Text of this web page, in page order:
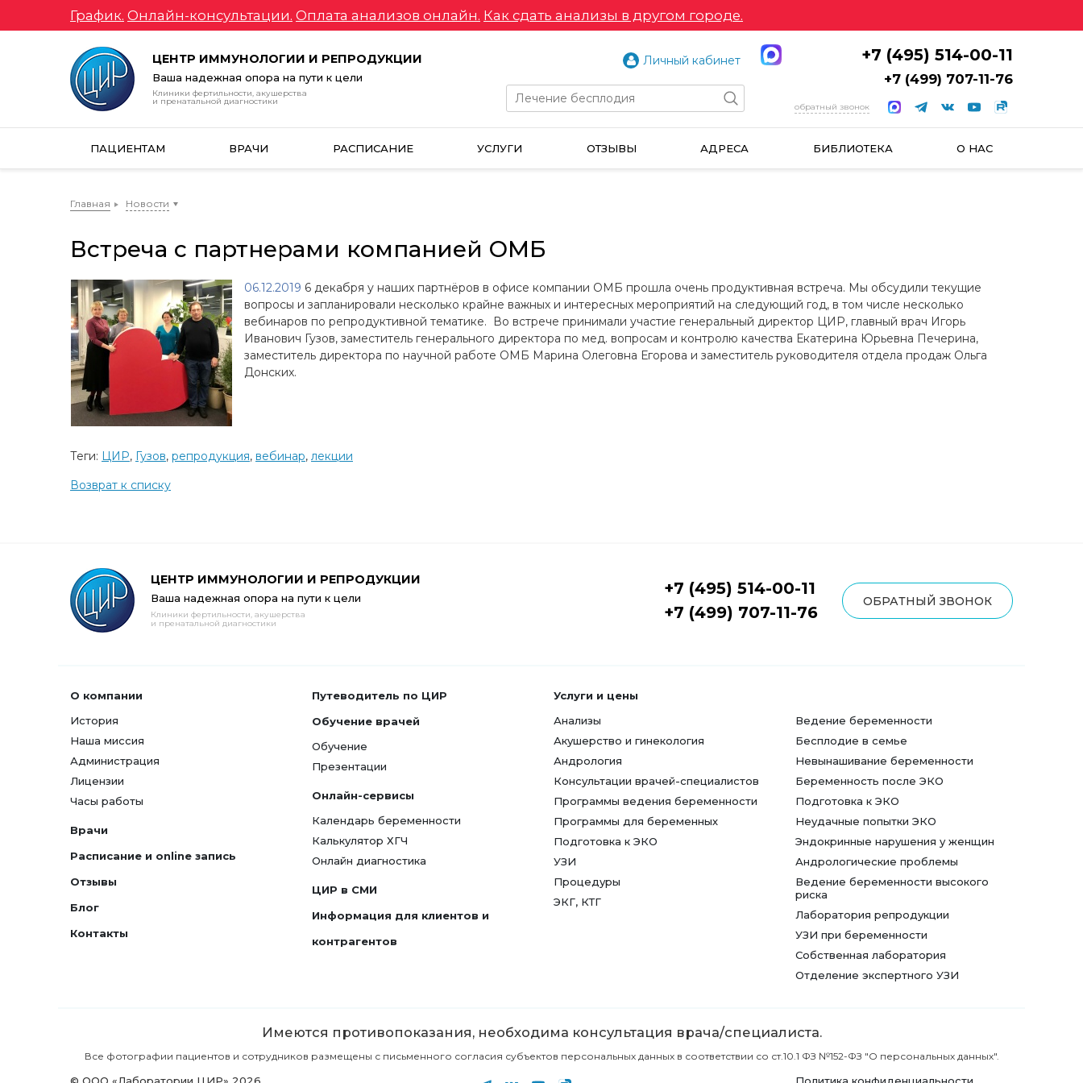
График. Онлайн-консультации. Оплата анализов онлайн. Как сдать анализы в другом городе.
ЦЕНТР ИММУНОЛОГИИ И РЕПРОДУКЦИИ
Ваша надежная опора на пути к цели
Клиники фертильности, акушерства
и пренатальной диагностики
Личный кабинет +7 (495) 514-00-11
+7 (499) 707-11-76
обратный звонок
ПАЦИЕНТАМ ВРАЧИ РАСПИСАНИЕ УСЛУГИ ОТЗЫВЫ АДРЕСА БИБЛИОТЕКА О НАС
Главная Новости
Встреча с партнерами компанией ОМБ
06.12.2019 6 декабря у наших партнёров в офисе компании ОМБ прошла очень продуктивная встреча. Мы обсудили текущие
вопросы и запланировали несколько крайне важных и интересных мероприятий на следующий год, в том числе несколько
вебинаров по репродуктивной тематике. Во встрече принимали участие генеральный директор ЦИР, главный врач Игорь
Иванович Гузов, заместитель генерального директора по мед. вопросам и контролю качества Екатерина Юрьевна Печерина,
заместитель директора по научной работе ОМБ Марина Олеговна Егорова и заместитель руководителя отдела продаж Ольга
Донских.
Теги: ЦИР, Гузов, репродукция, вебинар, лекции
Возврат к списку
ЦЕНТР ИММУНОЛОГИИ И РЕПРОДУКЦИИ
Ваша надежная опора на пути к цели
Клиники фертильности, акушерства
и пренатальной диагностики
+7 (495) 514-00-11
+7 (499) 707-11-76
ОБРАТНЫЙ ЗВОНОК
О компании
История
Наша миссия
Администрация
Лицензии
Часы работы
Врачи
Расписание и online запись
Отзывы
Блог
Контакты
Путеводитель по ЦИР
Обучение врачей
Обучение
Презентации
Онлайн-сервисы
Календарь беременности
Калькулятор ХГЧ
Онлайн диагностика
ЦИР в СМИ
Информация для клиентов и
контрагентов
Услуги и цены
Анализы
Акушерство и гинекология
Андрология
Консультации врачей-специалистов
Программы ведения беременности
Программы для беременных
Подготовка к ЭКО
УЗИ
Процедуры
ЭКГ, КТГ
Ведение беременности
Бесплодие в семье
Невынашивание беременности
Беременность после ЭКО
Подготовка к ЭКО
Неудачные попытки ЭКО
Эндокринные нарушения у женщин
Андрологические проблемы
Ведение беременности высокого
риска
Лаборатория репродукции
УЗИ при беременности
Собственная лаборатория
Отделение экспертного УЗИ
Имеются противопоказания, необходима консультация врача/специалиста.
Все фотографии пациентов и сотрудников размещены с письменного согласия субъектов персональных данных в соответствии со ст.10.1 ФЗ №152-ФЗ "О персональных данных".